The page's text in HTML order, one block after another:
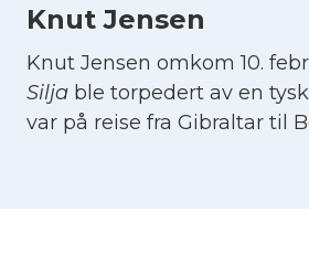
Knut Jensen
Knut Jensen omkom 10.
Silja ble torpedert av en
var på reise fra Gibraltar til